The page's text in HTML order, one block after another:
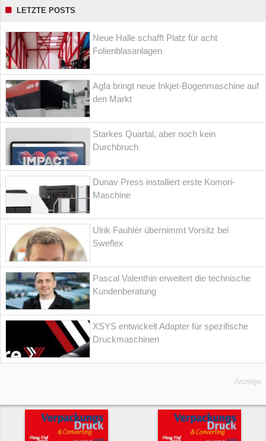
LETZTE POSTS
Neue Halle schafft Platz für acht
Folienblasanlagen
Agfa bringt neue Inkjet-Bogenmaschine auf
den Markt
Starkes Quartal, aber noch kein
Durchbruch
Dunav Press installiert erste Komori-
Maschine
Ulrik Fauhlér übernimmt Vorsitz bei
Sweflex
Pascal Valenthin erweitert die technische
Kundenberatung
XSYS entwickelt Adapter für spezifische
Druckmaschinen
Anzeige